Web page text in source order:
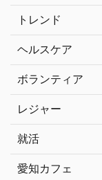
トレンド
ヘルスケア
ボランティア
レジャー
就活
愛知カフェ